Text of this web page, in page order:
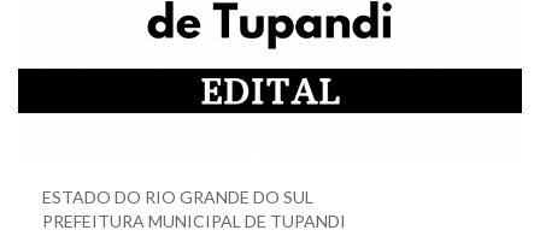
ESTADO DO RIO GRANDE DO SUL
PREFEITURA MUNICIPAL DE TUPANDI